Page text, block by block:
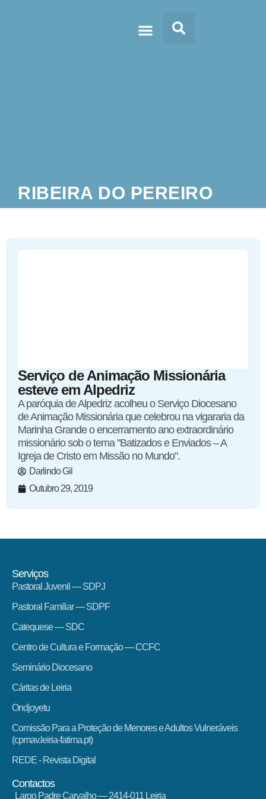
RIBEIRA DO PEREIRO
Serviço de Animação Missionária
esteve em Alpedriz
A paróquia de Alpedriz acolheu o Serviço Diocesano
de Animação Missionária que celebrou na vigararia da
Marinha Grande o encerramento ano extraordinário
missionário sob o tema "Batizados e Enviados – A
Igreja de Cristo em Missão no Mundo".
Darlindo Gil
Outubro 29, 2019
Serviços
Pastoral Juvenil — SDPJ
Pastoral Familiar — SDPF
Catequese — SDC
Centro de Cultura e Formação — CCFC
Seminário Diocesano
Cáritas de Leiria
Ondjoyetu
Comissão Para a Proteção de Menores e Adultos Vulneráveis
(cpmav.leiria-fatima.pt)
REDE - Revista Digital
Contactos
Largo Padre Carvalho — 2414-011 Leiria